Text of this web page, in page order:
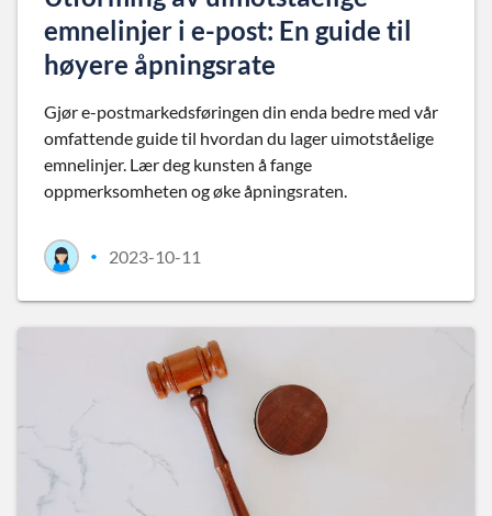
emnelinjer i e-post: En guide til
høyere åpningsrate
Gjør e-postmarkedsføringen din enda bedre med vår
omfattende guide til hvordan du lager uimotståelige
emnelinjer. Lær deg kunsten å fange
oppmerksomheten og øke åpningsraten.
• 2023-10-11